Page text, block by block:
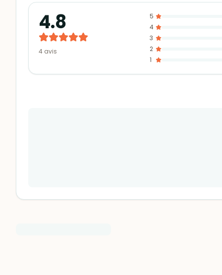
4.8
4 avis
5
4
3
2
1